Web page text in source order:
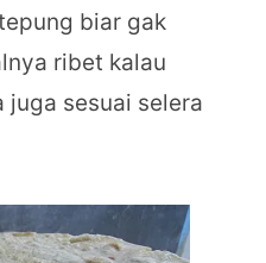
biar gak
ribet kalau
juga sesuai selera